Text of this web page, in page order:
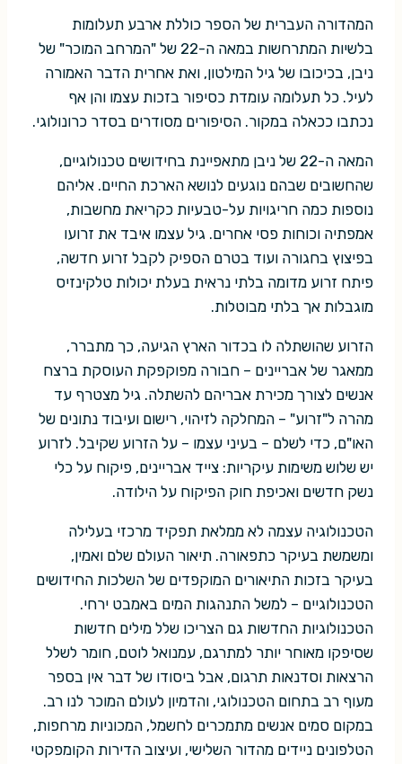
המהדורה העברית של הספר כוללת ארבע תעלומות
בלשיות המתרחשות במאה ה-22 של "המרחב המוכר" של
ניבן, בכיכובו של גיל המילטון, ואת אחרית הדבר האמורה
לעיל. כל תעלומה עומדת כסיפור בזכות עצמו והן אף
נכתבו ככאלה במקור. הסיפורים מסודרים בסדר כרונולוגי.
המאה ה-22 של ניבן מתאפיינת בחידושים טכנולוגיים,
שהחשובים שבהם נוגעים לנושא הארכת החיים. אליהם
נוספות כמה חריגויות על-טבעיות כקריאת מחשבות,
אמפתיה וכוחות פסי אחרים. גיל עצמו איבד את זרועו
בפיצוץ בחגורה ועוד בטרם הספיק לקבל זרוע חדשה,
פיתח זרוע מדומה בלתי נראית בעלת יכולות טלקינזיס
מוגבלות אך בלתי מבוטלות.
הזרוע שהושתלה לו בכדור הארץ הגיעה, כך מתברר,
ממאגר של אבריינים – חבורה מפוקפקת העוסקת ברצח
אנשים לצורך מכירת אבריהם להשתלה. גיל מצטרף עד
מהרה ל"זרוע" – המחלקה לזיהוי, רישום ועיבוד נתונים של
האו"ם, כדי לשלם – בעיני עצמו – על הזרוע שקיבל. לזרוע
יש שלוש משימות עיקריות: צייד אבריינים, פיקוח על כלי
נשק חדשים ואכיפת חוק הפיקוח על הילודה.
הטכנולוגיה עצמה לא ממלאת תפקיד מרכזי בעלילה
ומשמשת בעיקר כתפאורה. תיאור העולם שלם ואמין,
בעיקר בזכות התיאורים המוקפדים של השלכות החידושים
הטכנולוגיים – למשל התנהגות המים באמבט ירחי.
הטכנולוגיות החדשות גם הצריכו שלל מילים חדשות
שסיפקו מאוחר יותר למתרגם, עמנואל לוטם, חומר לשלל
הרצאות וסדנאות תרגום, אבל ביסודו של דבר אין בספר
מעוף רב בתחום הטכנולוגי, והדמיון לעולם המוכר לנו רב.
במקום סמים אנשים מתמכרים לחשמל, המכוניות מרחפות,
הטלפונים ניידים מהדור השלישי, ועיצוב הדירות הקומפקטי